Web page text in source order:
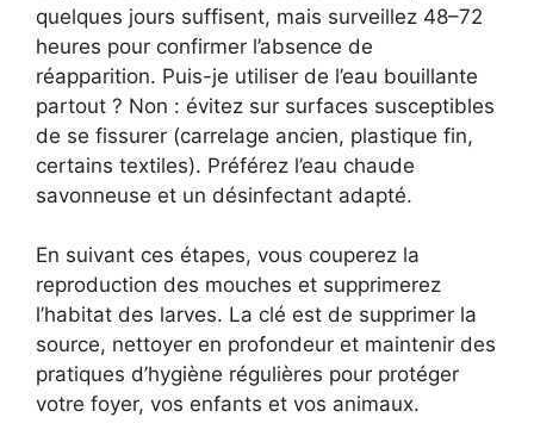
quelques jours suffisent, mais surveillez 48–72
heures pour confirmer l’absence de
réapparition. Puis-je utiliser de l’eau bouillante
partout ? Non : évitez sur surfaces susceptibles
de se fissurer (carrelage ancien, plastique fin,
certains textiles). Préférez l’eau chaude
savonneuse et un désinfectant adapté.
En suivant ces étapes, vous couperez la
reproduction des mouches et supprimerez
l’habitat des larves. La clé est de supprimer la
source, nettoyer en profondeur et maintenir des
pratiques d’hygiène régulières pour protéger
votre foyer, vos enfants et vos animaux.